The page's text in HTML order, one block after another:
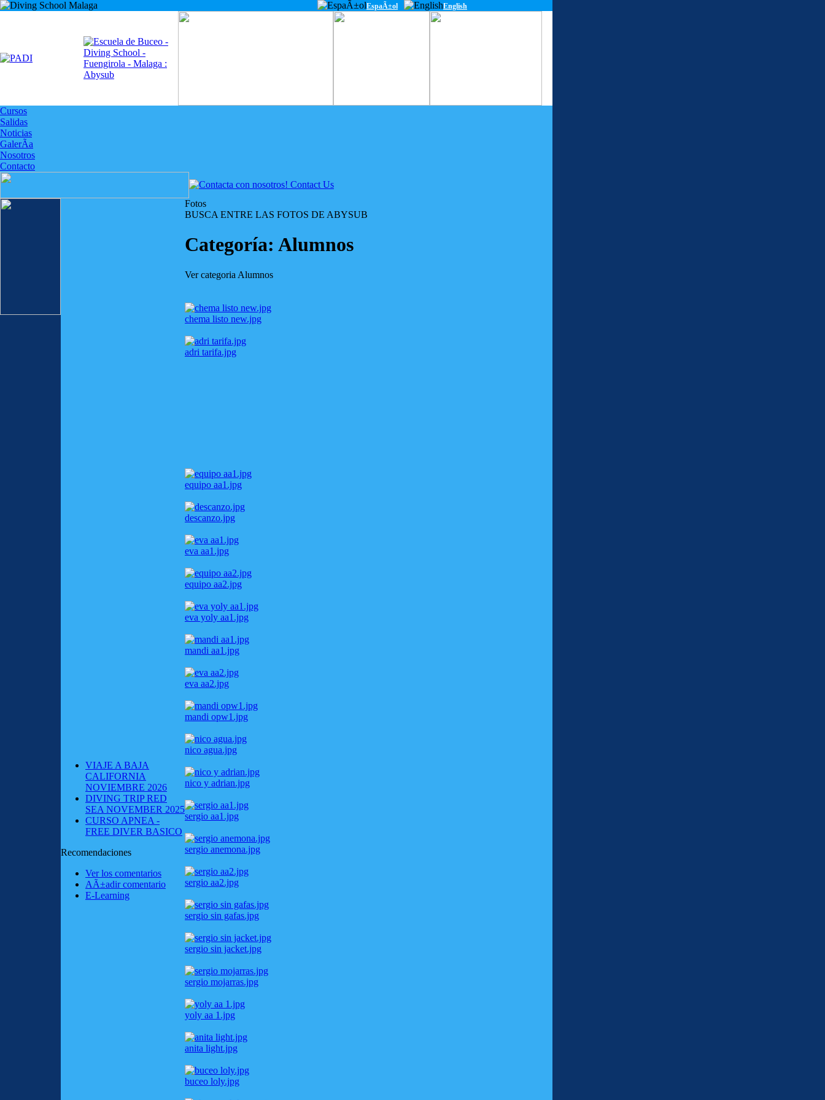
EspaÃ±ol English
Cursos
Salidas
Noticias
GalerÃ­a
Nosotros
Contacto
VIAJE A BAJA
CALIFORNIA
NOVIEMBRE 2026
DIVING TRIP RED
SEA NOVEMBER 2025
CURSO APNEA -
FREE DIVER BASICO
Recomendaciones
Ver los comentarios
AÃ±adir comentario
E-Learning
Fotos
BUSCA ENTRE LAS FOTOS DE ABYSUB
Categoría: Alumnos
Ver categoria Alumnos
chema listo new.jpg
adri tarifa.jpg
equipo aa1.jpg
descanzo.jpg
eva aa1.jpg
equipo aa2.jpg
eva yoly aa1.jpg
mandi aa1.jpg
eva aa2.jpg
mandi opw1.jpg
nico agua.jpg
nico y adrian.jpg
sergio aa1.jpg
sergio anemona.jpg
sergio aa2.jpg
sergio sin gafas.jpg
sergio sin jacket.jpg
sergio mojarras.jpg
yoly aa 1.jpg
anita light.jpg
buceo loly.jpg